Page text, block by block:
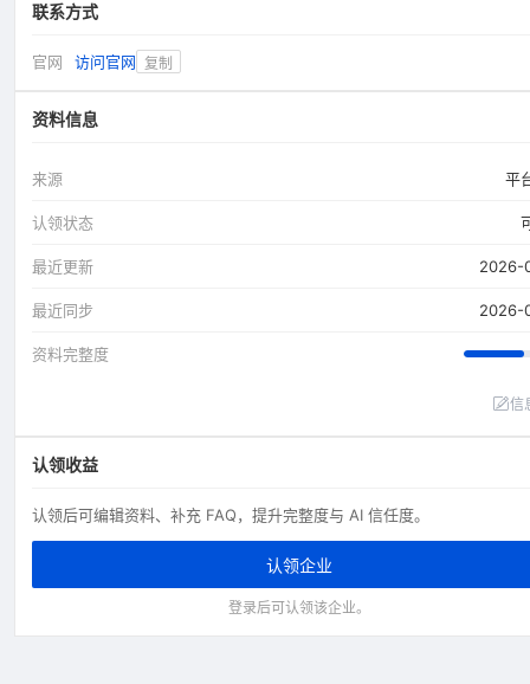
联系方式
官网 访问官网 复制
资料信息
来源 平
认领状态
最近更新 2026-
最近同步 2026-
资料完整度
信
认领收益
认领后可编辑资料、补充 FAQ，提升完整度与 AI 信任度。
认领企业
登录后可认领该企业。